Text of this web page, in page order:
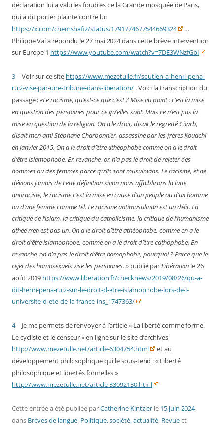
déclaration lui a valu les foudres de la Grande mosquée de Paris,
qui a dit porter plainte contre lui
https://x.com/chemshafiz/status/1791774677544669324
…
Philippe Val a répondu le 27 mai 2024 dans cette brève intervention
sur Europe 1 https://www.youtube.com/watch?v=7DE3WNzfGbI
3– Voir sur ce site https://www.mezetulle.fr/soutien-a-henri-pena-
ruiz-vise-par-une-tribune-dans-liberation/ . Voici la transcription du
passage :«Le racisme, qu’est-ce que c’est ? Mise au point : c’est la mise
en question des personnes pour ce qu’elles sont. Mais ce n’est pas la
mise en question de la religion. On a le droit, disait le regretté Charb,
disait mon ami Stéphane Charbonnier, assassiné par les frères Kouachi
en janvier 2015. On a le droit d’être athéophobe comme on a le droit
d’être islamophobe. En revanche, on n’a pas le droit de rejeter des
hommes ou des femmes parce qu’ils sont musulmans. Le racisme, et ne
dévions jamais de cette définition sinon nous affaiblirons la lutte
antiraciste, le racisme c’est la mise en cause d’un peuple ou d’un homme
ou d’une femme comme tel. Le racisme antimusulman est un délit. La
critique de l’islam, la critique du catholicisme, la critique de l’humanisme
athée n’en est pas un. On a le droit d’être athéophobe, comme on a le
droit d’être islamophobe, comme on a le droit d’être cathophobe. En
revanche, on n’a pas le droit d’être homophobe, pourquoi ? Parce que le
rejet des homosexuels vise les personnes. » publié parLibération le 26
août 2019 https://www.liberation.fr/checknews/2019/08/26/qu-a-
dit-henri-pena-ruiz-sur-le-droit-d-etre-islamophobe-lors-de-l-
universite-d-ete-de-la-france-ins_1747363/
4– Je me permets de renvoyer à l’article « La liberté comme forme.
Le cycliste et le censeur » en ligne sur le site d’archives
http://www.mezetulle.net/article-6304754.html
et au
développement philosophique qui le sous-tend : « Liberté
philosophique et libertés formelles »
http://www.mezetulle.net/article-33092130.html
Cette entrée a été publiée parCatherine Kintzler le 15 juin 2024
dans Brèves de langue, Politique, société, actualité, Revueet